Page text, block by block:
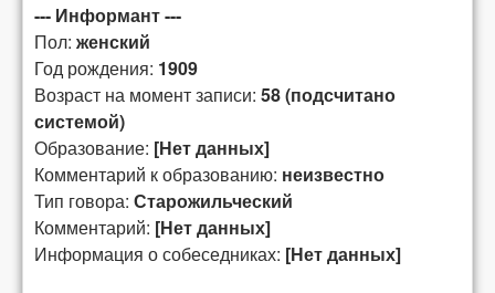
--- Информант ---
Пол: женский
Год рождения: 1909
Возраст на момент записи: 58 (подсчитано
системой)
Образование: [Нет данных]
Комментарий к образованию: неизвестно
Тип говора: Старожильческий
Комментарий: [Нет данных]
Информация о собеседниках: [Нет данных]